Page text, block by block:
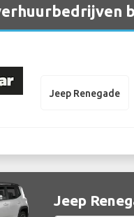
Jeep Renegade
Jeep